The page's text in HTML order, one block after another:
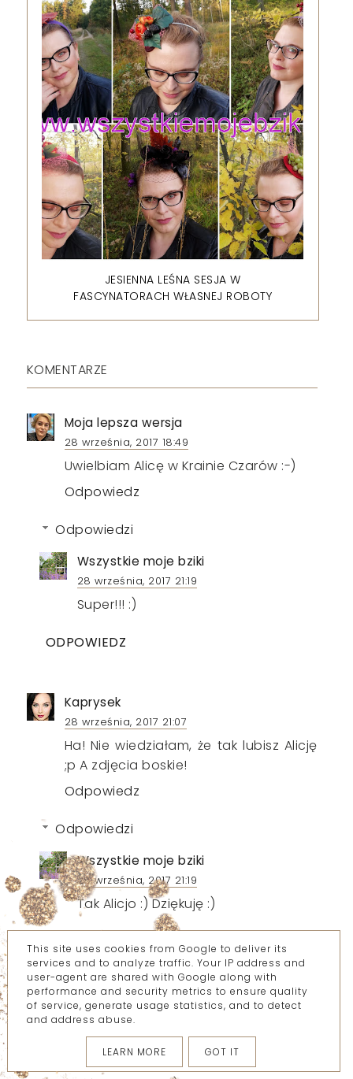
JESIENNA LEŚNA SESJA W
FASCYNATORACH WŁASNEJ ROBOTY
KOMENTARZE
Moja lepsza wersja
28 września, 2017 18:49
Uwielbiam Alicę w Krainie Czarów :-)
Odpowiedz
Odpowiedzi
Wszystkie moje bziki
28 września, 2017 21:19
Super!!! :)
ODPOWIEDZ
Kaprysek
28 września, 2017 21:07
Ha! Nie wiedziałam, że tak lubisz Alicję
;p A zdjęcia boskie!
Odpowiedz
Odpowiedzi
Wszystkie moje bziki
28 września, 2017 21:19
Tak Alicjo :) Dziękuję :)
ODPOWIEDZ
Gosia
28 września, 2017 22:07
Szkoda, że ta biżuteria musiała czekać
aż tyle czasu na sesję, ale (może
This site uses cookies from Google to deliver its
services and to analyze traffic. Your IP address and
user-agent are shared with Google along with
performance and security metrics to ensure quality
of service, generate usage statistics, and to detect
and address abuse.
LEARN MORE GOT IT